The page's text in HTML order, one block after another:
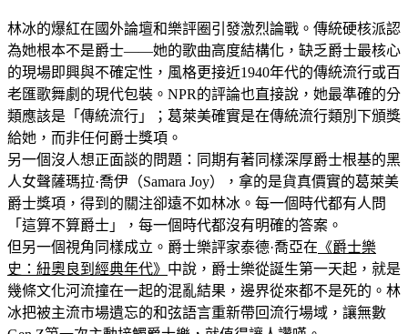
林冰的爆紅在國外論壇和樂評圈引發激烈論戰。傳統硬核派認
為她根本不是爵士——她的歌曲高度結構化，缺乏爵士最核心
的現場即興與不確定性，風格更接近1940年代的傳統流行或百
老匯歌舞劇的現代包裝。NPR的評論也直接說，她最準確的分
類應該是「傳統流行」；葛萊美確實是在傳統流行類別下頒獎
給她，而非任何爵士獎項。
另一個沒人想正面談的問題：同期有著同樣深厚爵士根基的黑
人女聲薩瑪拉·喬伊（Samara Joy），拿的是貨真價實的葛萊美
爵士獎項，得到的關注卻遠不如林冰。每一個時代都有人問
「這算不算爵士」，每一個時代都沒有明確的答案。
但另一個視角同樣成立。爵士樂評家泰德·喬亞在 《爵士樂
史：紐奧良到經典年代》 中說，爵士樂從誕生第一天起，就是
幾條文化河流撞在一起的混亂結果，邊界從來都不是死的。林
冰把被主流市場遺忘的和弦語言重新帶回流行場域，讓無數